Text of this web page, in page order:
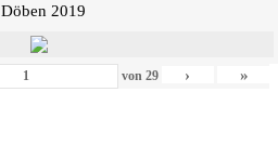
Döben 2019
von 29 › »